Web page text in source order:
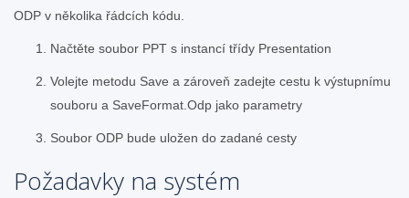
ODP v několika řádcích kódu.
Načtěte soubor PPT s instancí třídy Presentation
Volejte metodu Save a zároveň zadejte cestu k výstupnímu
souboru a SaveFormat.Odp jako parametry
Soubor ODP bude uložen do zadané cesty
Požadavky na systém